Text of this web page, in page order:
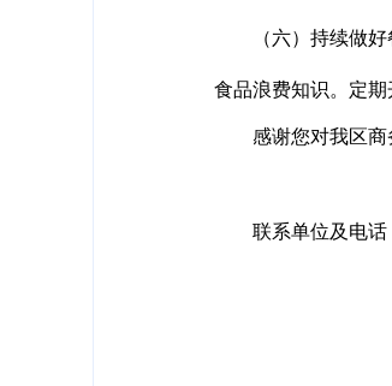
（六）持续做好
食品浪费知识。定
感谢您对我区商
联系单位及电话